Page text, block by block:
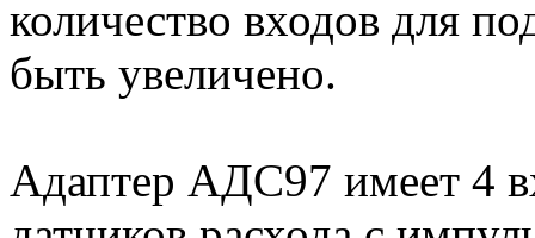
количество входов для
быть увеличено.
Адаптер АДС97 имеет 4